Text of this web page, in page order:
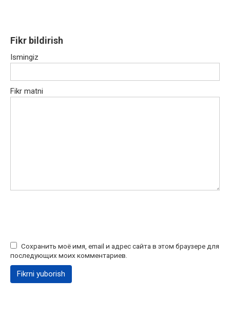
Fikr bildirish
Ismingiz
Fikr matni
Сохранить моё имя, email и адрес сайта в этом браузере для
последующих моих комментариев.